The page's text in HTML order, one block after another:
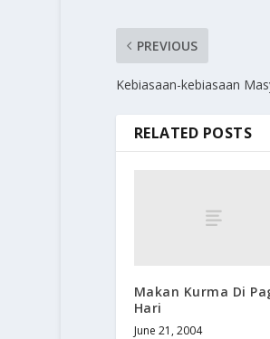
PREVIOUS
Kebiasaan-kebiasaan
RELATED POSTS
Makan Kurma Di
Hari
June 21, 2004